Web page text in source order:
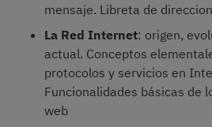
mensaje. Libreta de
La Red Internet: origen,
actual. Conceptos
protocolos y servicios en
Funcionalidades básicas de
web